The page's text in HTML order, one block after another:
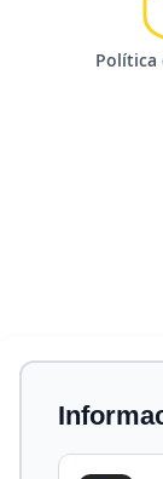
Política